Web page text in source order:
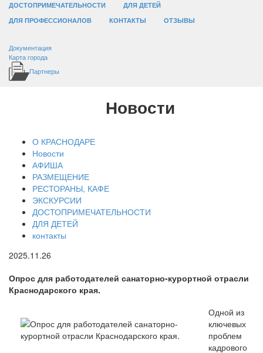
ДОСТОПРИМЕЧАТЕЛЬНОСТИ
ДЛЯ ДЕТЕЙ
ДЛЯ ПРОФЕССИОНАЛОВ
КОНТАКТЫ ОТЗЫВЫ
Документация
Карта города
Партнеры
Новости
О КРАСНОДАРЕ
Новости
АФИША
РАЗМЕЩЕНИЕ
РЕСТОРАНЫ, КАФЕ
ЭКСКУРСИИ
ДОСТОПРИМЕЧАТЕЛЬНОСТИ
ДЛЯ ДЕТЕЙ
контакты
2025.11.26
Опрос для работодателей санаторно-курортной отрасли
Краснодарского края.
Одной из
ключевых
проблем
кадрового